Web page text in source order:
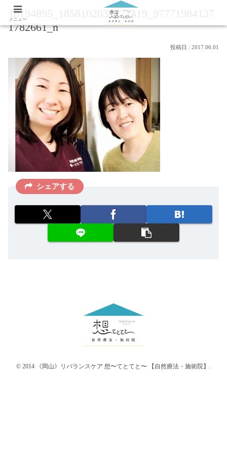
18194895_1858102037772419_97771984137
1782661_n
2017.06.01
シェアする
© 2014 《岡山》リバランスケア 想〜てとてと〜 【自然療法・施術院】.
メニュー